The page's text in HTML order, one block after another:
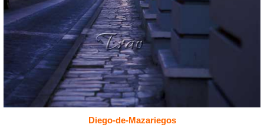
Diego-de-Mazariegos